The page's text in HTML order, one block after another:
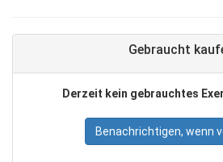
Gebraucht
Derzeit kein gebrauchtes
Benachrichtigen, wenn